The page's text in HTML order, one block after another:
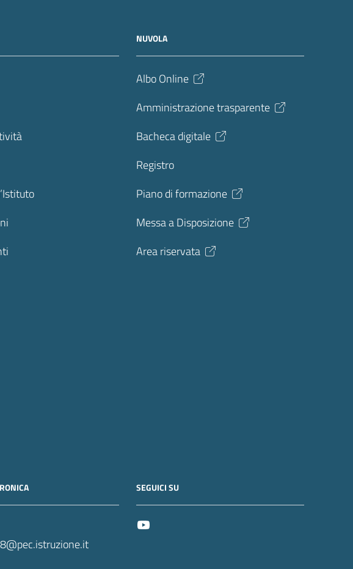
NUVOLA
Albo Online
Amministrazione trasparente
Bacheca digitale
Registro
Piano di formazione
Messa a Disposizione
Area riservata
SEGUICI SU